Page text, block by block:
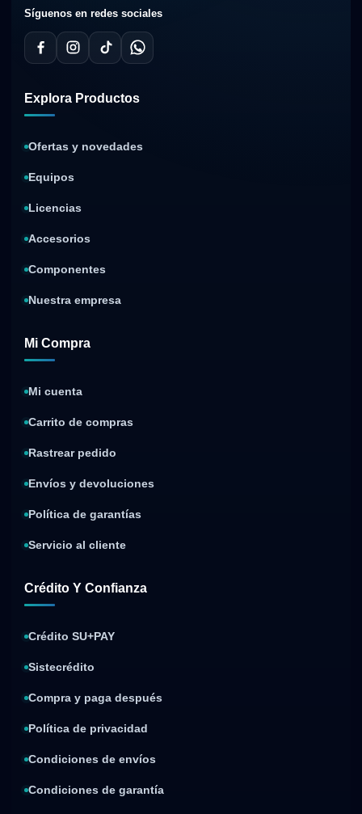
Síguenos en redes sociales
Explora Productos
Ofertas y novedades
Equipos
Licencias
Accesorios
Componentes
Nuestra empresa
Mi Compra
Mi cuenta
Carrito de compras
Rastrear pedido
Envíos y devoluciones
Política de garantías
Servicio al cliente
Crédito Y Confianza
Crédito SU+PAY
Sistecrédito
Compra y paga después
Política de privacidad
Condiciones de envíos
Condiciones de garantía